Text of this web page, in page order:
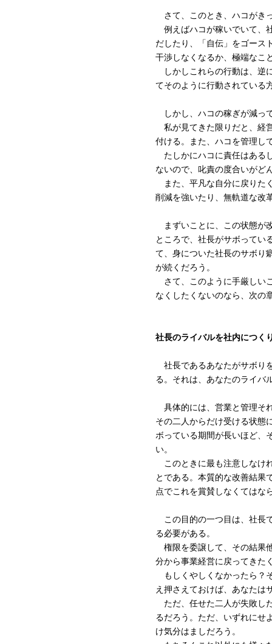
さて、このとき、ハコがき
例えばハコが稼いでいて、
だしたり、「自伝」をゴース
干渉しなくなるか、極端なこ
しかしこれらの行動は、逆
てそのように行動されている
しかし、ハコの稼ぎが減っ
私が見てきた限りだと、経
付ける。また、ハコを管理し
たしかにハコに責任はある
ないので、叱責の度合いがど
また、平凡な自分に戻りた
削減を強いたり、無軌道な改
まずいことに、この状態が
ところで、社長がサボってい
て、身についた社長のサボり
が続くだろう。
さて、このように手厳しい
なくしたくないのなら、次の
社長のライバルを社内につく
社長であるあなたがサボり
る。それは、あなたのライバ
具体的には、営業と管理そ
その二人からだけ受ける状態
ボっている期間が長いほど、
い。
このときに最も注意しなけ
とである。本質的な改善結果
点でこれを賞賛しなくてはな
この目的の一つ目は、社長
る必要がある。
権限を委譲して、その結果
分から事業経営に戻ってきた
もしくやしくなかったら？
え押さえておけば、あなたは
ただ、任せた二人が失敗し
るだろう。ただ、いずれにせ
け気分はましだろう。